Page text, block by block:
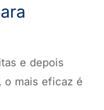
e depois
o mais eficaz é